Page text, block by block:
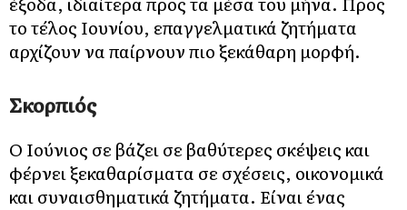
το τέλος Ιουνίου, επαγγελματικά ζητήματα
αρχίζουν να παίρνουν πιο ξεκάθαρη μορφή.
Σκορπιός
Ο Ιούνιος σε βάζει σε βαθύτερες σκέψεις και
φέρνει ξεκαθαρίσματα σε σχέσεις, οικονομικά
και συναισθηματικά ζητήματα. Είναι ένας